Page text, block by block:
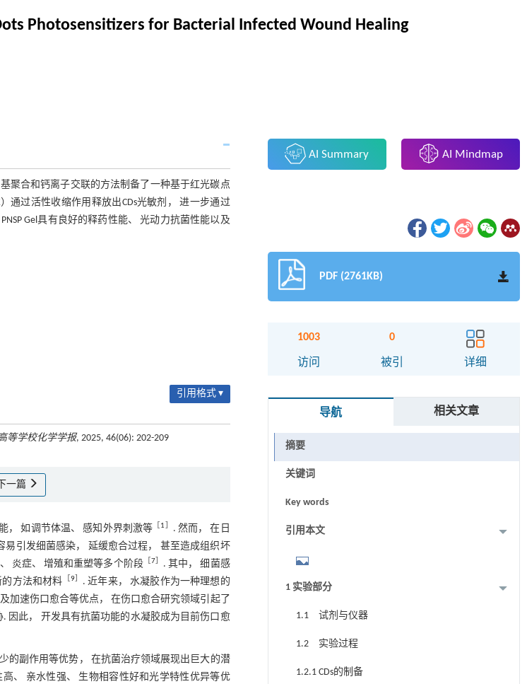
Photosensitizers for Bacterial Infected Wound Healing
聚合和钙离子交联的方法制备了一种基于红光碳点
通过活性收缩作用释放出CDs光敏剂， 进一步通过
Gel具有良好的释药性能、 光动力抗菌性能以及
引用格式 ▾
等学校化学学报, 2025, 46(06): 202-209
下一篇
， 如调节体温、 感知外界刺激等 1
. 然而， 在日
易引发细菌感染， 延缓愈合过程， 甚至造成组织坏
炎症、 增殖和重塑等多个阶段［ 7］ . 其中， 细菌感
方法和材料 9］ . 近年来， 水凝胶作为一种理想的
加速伤口愈合等优点， 在伤口愈合研究领域引起了
因此， 开发具有抗菌功能的水凝胶成为目前伤口愈
的副作用等优势， 在抗菌治疗领域展现出巨大的潜
、 亲水性强、 生物相容性好和光学特性优异等优
AI Summary AI Mindmap
PDF (2761KB)
1003
访问
0
被引 详细
导航 相关文章
摘要
关键词
Key words
引用本文
1 实验部分
1.1 试剂与仪器
1.2 实验过程
1.2.1 CDs的制备